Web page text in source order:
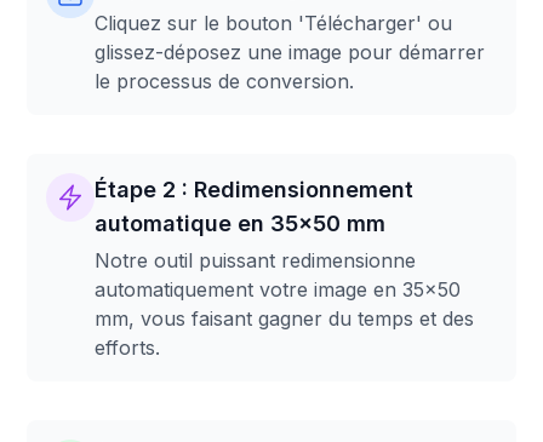
Cliquez sur le bouton 'Télécharger' ou
glissez-déposez une image pour démarrer
le processus de conversion.
Étape 2 : Redimensionnement
automatique en 35x50 mm
Notre outil puissant redimensionne
automatiquement votre image en 35x50
mm, vous faisant gagner du temps et des
efforts.